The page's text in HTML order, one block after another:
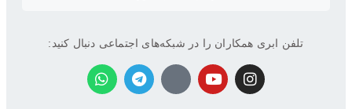
تلفن ابری همکاران را در شبکه‌های اجتماعی دنبال کنید: